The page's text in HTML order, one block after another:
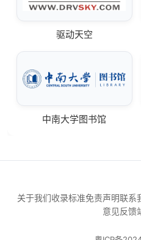
驱动天空
中南大学图书馆
关于我们收录标准免责声明联系
意见反馈